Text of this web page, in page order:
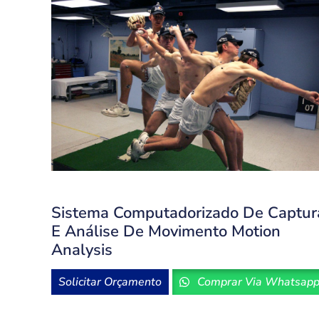
Sistema Computadorizado De
E Análise De Movimento Motion
Analysis
Solicitar Orçamento Comprar Via Whatsapp